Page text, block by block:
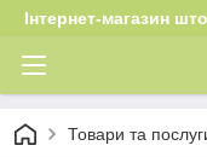
Інтернет-магазин
Товари та